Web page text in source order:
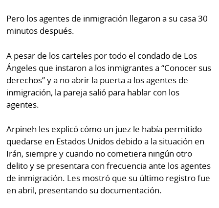
Pero los agentes de inmigración llegaron a su casa 30
minutos después.
A pesar de los carteles por todo el condado de Los
Ángeles que instaron a los inmigrantes a “Conocer sus
derechos” y a no abrir la puerta a los agentes de
inmigración, la pareja salió para hablar con los
agentes.
Arpineh les explicó cómo un juez le había permitido
quedarse en Estados Unidos debido a la situación en
Irán, siempre y cuando no cometiera ningún otro
delito y se presentara con frecuencia ante los agentes
de inmigración. Les mostró que su último registro fue
en abril, presentando su documentación.